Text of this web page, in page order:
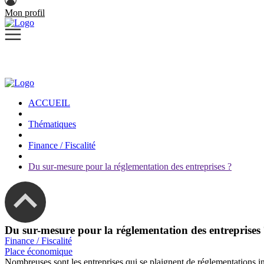
Mon profil
ACCUEIL
Thématiques
Finance / Fiscalité
Du sur-mesure pour la réglementation des entreprises ?
Du sur-mesure pour la réglementation des entreprises
Finance / Fiscalité
Place économique
Nombreuses sont les entreprises qui se plaignent de